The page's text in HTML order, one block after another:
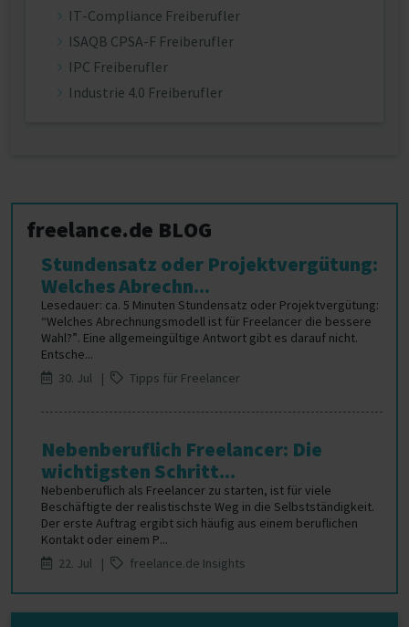
IT-Compliance Freiberufler
ISAQB CPSA-F Freiberufler
IPC Freiberufler
Industrie 4.0 Freiberufler
freelance.de BLOG
Stundensatz oder Projektvergütung:
Welches Abrechn...
Lesedauer: ca. 5 Minuten Stundensatz oder Projektvergütung:
“Welches Abrechnungsmodell ist für Freelancer die bessere
Wahl?”. Eine allgemeingültige Antwort gibt es darauf nicht.
Entsche...
30. Jul |
Tipps für Freelancer
Nebenberuflich Freelancer: Die
wichtigsten Schritt...
Nebenberuflich als Freelancer zu starten, ist für viele
Beschäftigte der realistischste Weg in die Selbstständigkeit.
Der erste Auftrag ergibt sich häufig aus einem beruflichen
Kontakt oder einem P...
22. Jul |
freelance.de Insights